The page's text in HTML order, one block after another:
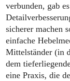
verbunden, gab
sicherer machen
einfache
Mittelständer (in
dem
eine Praxis, die